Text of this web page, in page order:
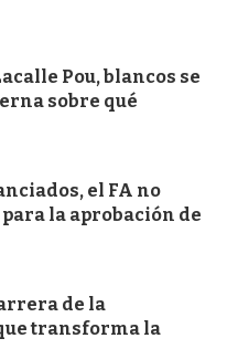
Pou, blancos se
sobre qué
el FA no
la aprobación de
de la
transforma la